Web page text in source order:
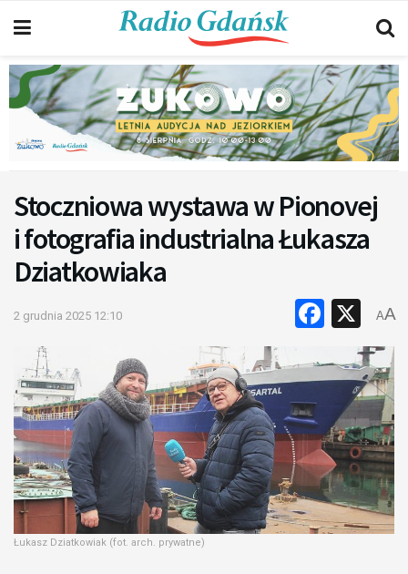
Stoczniowa wystawa w Pionovej
i fotografia industrialna Łukasza
Dziatkowiaka
2 grudnia 2025 12:10 X
AA
Łukasz Dziatkowiak (fot. arch. prywatne)